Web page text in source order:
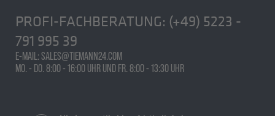
PROFI-FACHBERATUNG: (+49) 5223 -
791 995 39
E-MAIL: SALES@TIEMANN24.COM
MO. - DO. 8:00 - 16:00 UHR UND FR. 8:00 - 13:30 UHR